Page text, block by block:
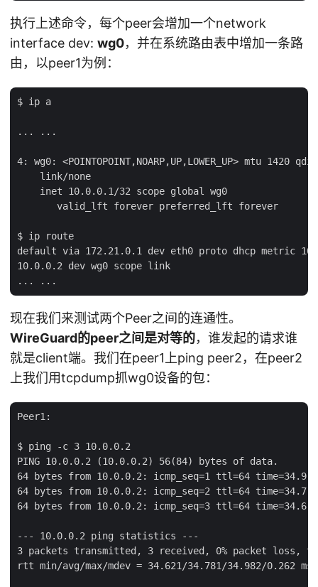
执行上述命令，每个peer会增加一个network
interface dev: wg0，并在系统路由表中增加一条路
由，以peer1为例：
$ ip a
... ...
4: wg0: <POINTOPOINT,NOARP,UP,LOWER_UP> mtu
    link/none
    inet 10.0.0.1/32 scope global wg0
       valid_lft forever preferred_lft forever
$ ip route
default via 172.21.0.1 dev eth0 proto dhcp metric 100
10.0.0.2 dev wg0 scope link
现在我们来测试两个Peer之间的连通性。
WireGuard的peer之间是对等的，谁发起的请求谁
就是client端。我们在peer1上ping peer2，在peer2
上我们用tcpdump抓wg0设备的包：
Peer1:
$ ping -c 3 10.0.0.2
PING 10.0.0.2 (10.0.0.2) 56(84) bytes of data.
64 bytes from 10.0.0.2: icmp_seq=1 ttl=64 time=34.9
64 bytes from 10.0.0.2: icmp_seq=2 ttl=64 time=34.7
64 bytes from 10.0.0.2: icmp_seq=3 ttl=64 time=34.6
--- 10.0.0.2 ping statistics ---
3 packets transmitted, 3 received, 0% packet loss,
rtt min/avg/max/mdev = 34.621/34.781/34.982/0.262 ms